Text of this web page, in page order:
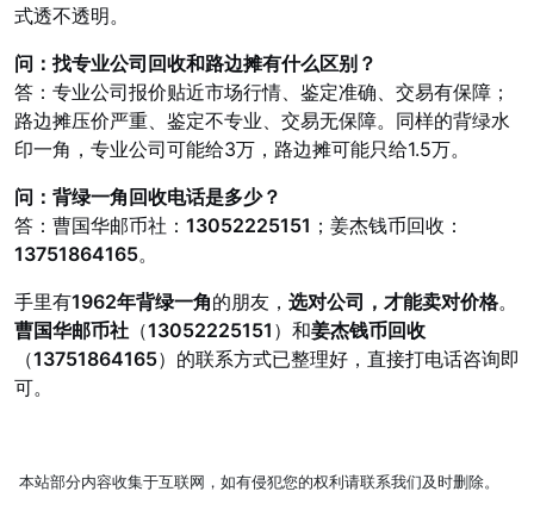
式透不透明。
问：找专业公司回收和路边摊有什么区别？
答：专业公司报价贴近市场行情、鉴定准确、交易有保障；
路边摊压价严重、鉴定不专业、交易无保障。同样的背绿水
印一角，专业公司可能给3万，路边摊可能只给1.5万。
问：背绿一角回收电话是多少？
答：曹国华邮币社： 13052225151 ；姜杰钱币回收：
13751864165。
手里有1962年背绿一角的朋友， 选对公司，才能卖对价格。
曹国华邮币社 （13052225151 ）和姜杰钱币回收
（13751864165）的联系方式已整理好，直接打电话咨询即
可。
本站部分内容收集于互联网，如有侵犯您的权利请联系我们及时删除。